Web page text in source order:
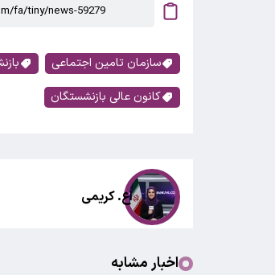
سازمان تامین اجتماعی
کانون عالی بازنشستگان
اع. کریمی
اخبار مشابه